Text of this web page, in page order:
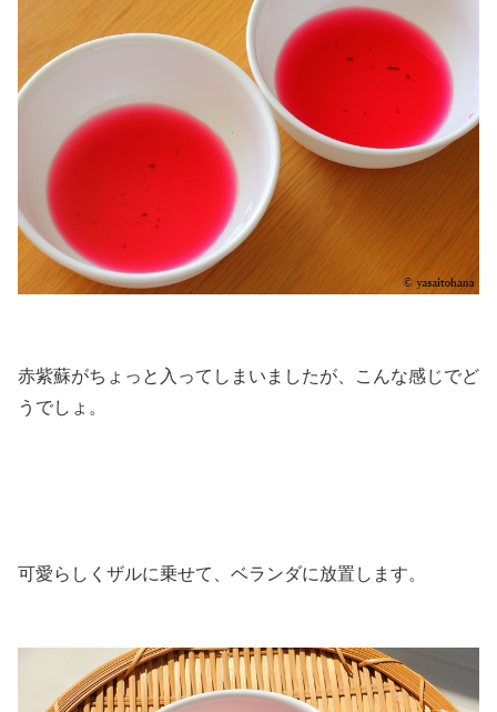
赤紫蘇がちょっと入ってしまいましたが、こんな感じでど
うでしょ。
可愛らしくザルに乗せて、ベランダに放置します。